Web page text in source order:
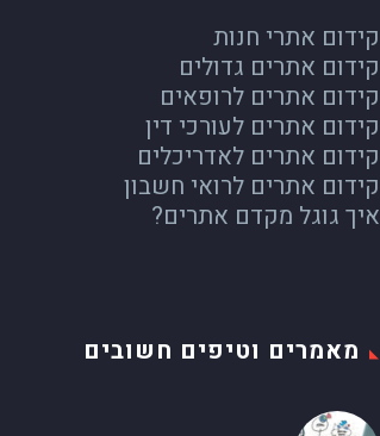
קידום אתרי חנות
קידום אתרים גדולים
קידום אתרים לרופאים
קידום אתרים לעורכי דין
קידום אתרים לאדריכלים
קידום אתרים לרואי חשבון
איך גוגל מקדם אתרים?
מאמרים וטיפים חשובים